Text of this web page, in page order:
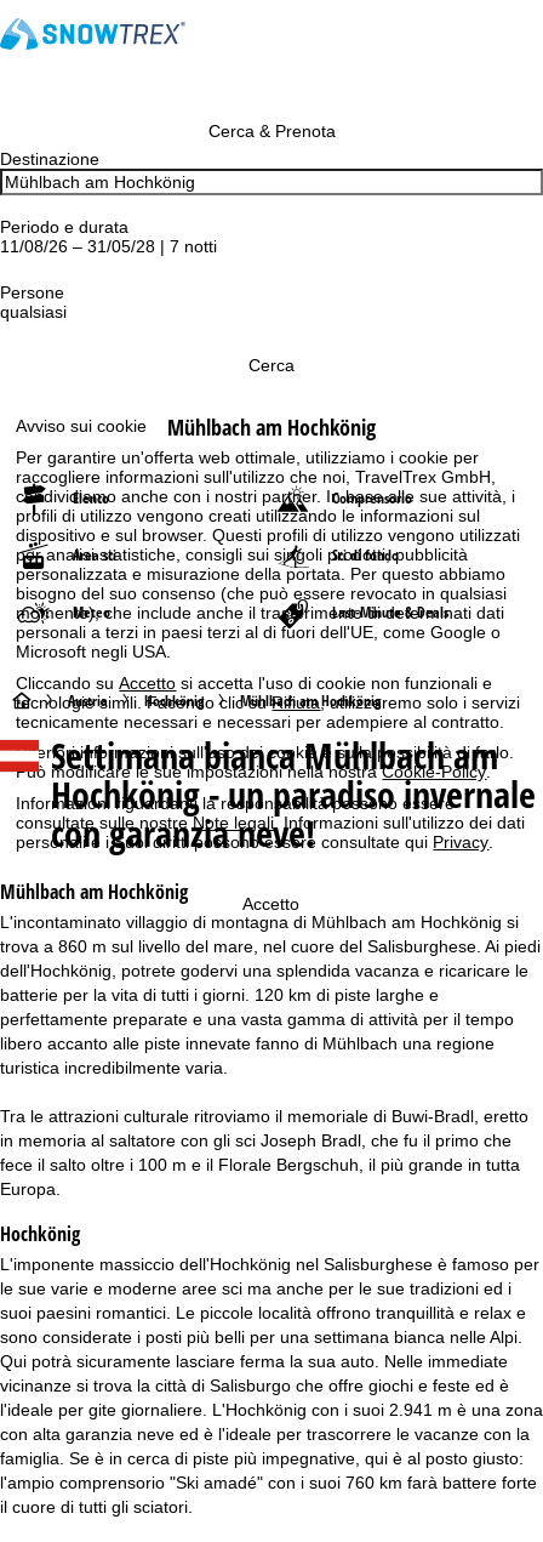
Avviso sui cookie
Per garantire un'offerta web ottimale, utilizziamo i cookie per
raccogliere informazioni sull'utilizzo che noi, TravelTrex GmbH,
condividiamo anche con i nostri partner. In base alle sue attività, i
profili di utilizzo vengono creati utilizzando le informazioni sul
dispositivo e sul browser. Questi profili di utilizzo vengono utilizzati
per analisi statistiche, consigli sui singoli prodotti, pubblicità
personalizzata e misurazione della portata. Per questo abbiamo
bisogno del suo consenso (che può essere revocato in qualsiasi
momento), che include anche il trasferimento di determinati dati
personali a terzi in paesi terzi al di fuori dell'UE, come Google o
Microsoft negli USA.
Cliccando suAccetto si accetta l'uso di cookie non funzionali e
tecnologie simili. Facendo clic suRifiuta, utilizzeremo solo i servizi
tecnicamente necessari e necessari per adempiere al contratto.
Ulteriori informazioni sull'uso dei cookie e sulla possibilità di farlo.
Può modificare le sue impostazioni nella nostraCookie-Policy.
Informazioni riguardanti la responsabilità possono essere
consultate sulle nostreNote legali. Informazioni sull'utilizzo dei dati
personali e i Suoi diritti possono essere consultate qui Privacy
Accetto
Cerca & Prenota
Destinazione
Periodo e durata
11/08/26 – 31/05/28 | 7 notti
Persone
qualsiasi
Cerca
Mühlbach am Hochkönig
Elenco Comprensorio
Area sci Sci di fondo
Meteo Last-Minute & Deals
H
o
m
e
p
a
g
e
Austria Hochkönig Mühlbach am Hochkönig
Settimana biancaMühlbach am
Hochkönig - un paradiso invernale
con garanzia neve!
Mühlbach am Hochkönig
L'incontaminato villaggio di montagna di Mühlbach am Hochkönig si
trova a 860 m sul livello del mare, nel cuore del Salisburghese. Ai piedi
dell'Hochkönig, potrete godervi una splendida vacanza e ricaricare le
batterie per la vita di tutti i giorni. 120 km di piste larghe e
perfettamente preparate e una vasta gamma di attività per il tempo
libero accanto alle piste innevate fanno di Mühlbach una regione
turistica incredibilmente varia.
Tra le attrazioni culturale ritroviamo il memoriale di Buwi-Bradl, eretto
in memoria al saltatore con gli sci Joseph Bradl, che fu il primo che
fece il salto oltre i 100 m e il Florale Bergschuh, il più grande in tutta
Europa.
Hochkönig
L'imponente massiccio dell'Hochkönig nel Salisburghese è famoso per
le sue varie e moderne aree sci ma anche per le sue tradizioni ed i
suoi paesini romantici. Le piccole località offrono tranquillità e relax e
sono considerate i posti più belli per una settimana bianca nelle Alpi.
Qui potrà sicuramente lasciare ferma la sua auto. Nelle immediate
vicinanze si trova la città di Salisburgo che offre giochi e feste ed è
l'ideale per gite giornaliere. L'Hochkönig con i suoi 2.941 m è una zona
con alta garanzia neve ed è l'ideale per trascorrere le vacanze con la
famiglia. Se è in cerca di piste più impegnative, qui è al posto giusto:
l'ampio comprensorio "Ski amadé" con i suoi 760 km farà battere forte
il cuore di tutti gli sciatori.